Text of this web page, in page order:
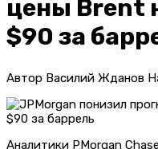
цены Brent
$90 за
Автор Василий Жданов
Аналитики PMorgan